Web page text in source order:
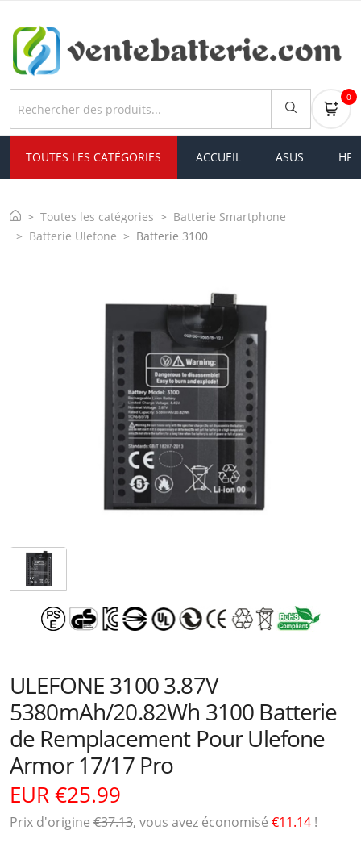
0
TOUTES LES CATÉGORIES ACCUEIL ASUS HP
Toutes les catégories
Batterie Smartphone
Batterie Ulefone
Batterie 3100
ULEFONE 3100 3.87V
5380mAh/20.82Wh 3100 Batterie
de Remplacement Pour Ulefone
Armor 17/17 Pro
EUR €25.99
Prix ​​d'origine €37.13, vous avez économisé €11.14 !